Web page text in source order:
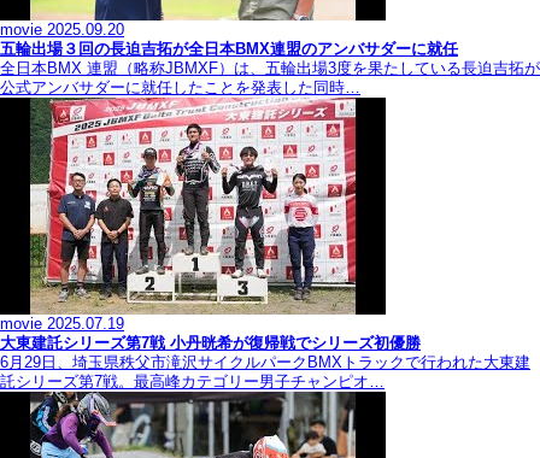
movie 2025.09.20
五輪出場３回の長迫吉拓が全日本BMX連盟のアンバサダーに就任
全日本BMX 連盟（略称JBMXF）は、五輪出場3度を果たしている長迫吉拓が
公式アンバサダーに就任したことを発表した同時…
movie 2025.07.19
大東建託シリーズ第7戦 ⼩丹晄希が復帰戦でシリーズ初優勝
6月29日、埼玉県秩父市滝沢サイクルパークBMXトラックで行われた大東建
託シリーズ第7戦。最高峰カテゴリー男子チャンピオ…